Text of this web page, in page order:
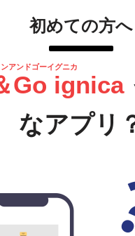
初めての方へ
Go ignica
アンドゴーイグニカ
なアプリ